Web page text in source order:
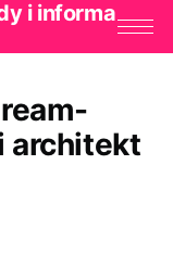
i informa
architekt